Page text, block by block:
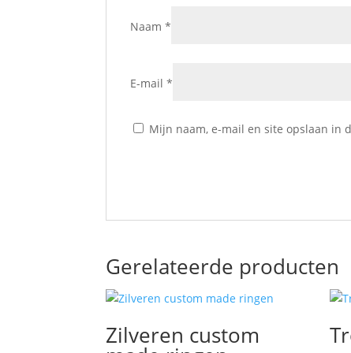
Naam*
E-mail*
Mijn naam, e-mail en site opslaan in
Gerelateerde producten
Zilveren custom